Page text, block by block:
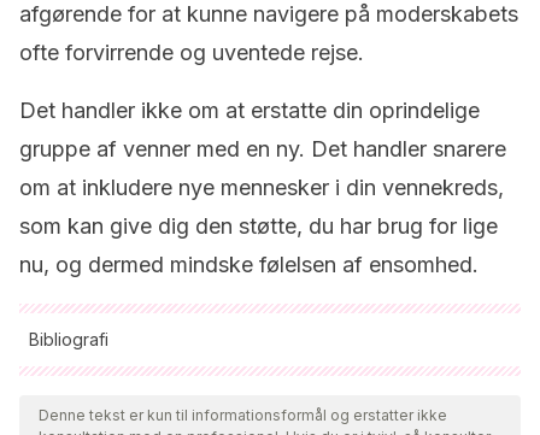
afgørende for at kunne navigere på moderskabets
ofte forvirrende og uventede rejse.
Det handler ikke om at erstatte din oprindelige
gruppe af venner med en ny. Det handler snarere
om at inkludere nye mennesker i din vennekreds,
som kan give dig den støtte, du har brug for lige
nu, og dermed mindske følelsen af ensomhed.
Bibliografi
Alle citerede kilder blev grundigt gennemgået af vores team
for at sikre deres kvalitet, pålidelighed, aktualitet og validitet.
Denne tekst er kun til informationsformål og erstatter ikke